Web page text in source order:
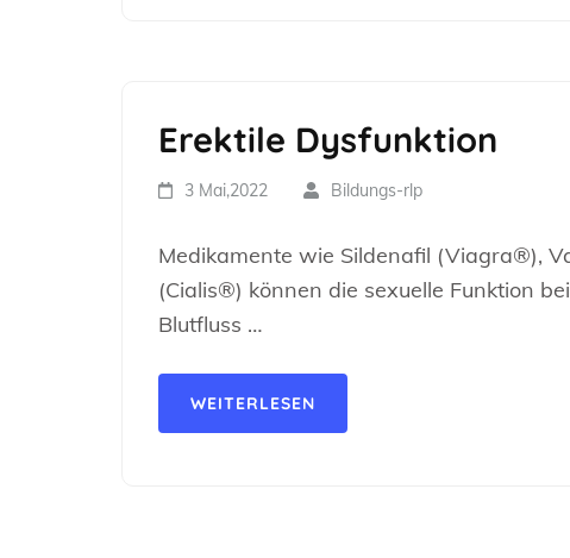
Erektile Dysfunktion
3 Mai,2022 Bildungs-rlp
Medikamente wie Sildenafil (Viagra®),
(Cialis®) können die sexuelle Funktion
Blutfluss …
WEITERLESEN